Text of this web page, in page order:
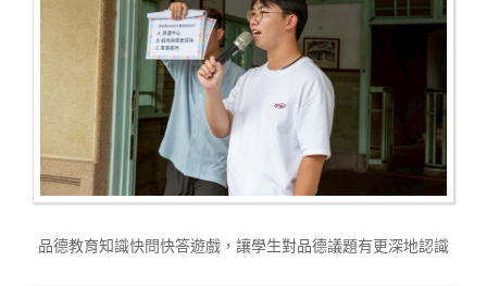
品德教育知識快問快答遊戲，讓學生對品德議題有更深地認識